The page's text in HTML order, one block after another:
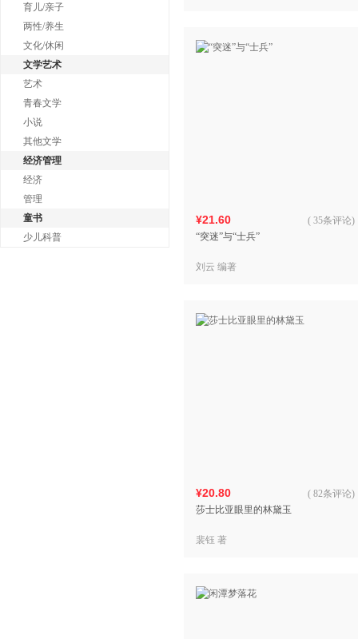
育儿/亲子
两性/养生
文化/休闲
文学艺术
艺术
青春文学
小说
其他文学
经济管理
经济
管理
童书
少儿科普
¥21.60
“突迷”与“士兵”
( 35条评论)
刘云 编著
¥20.80
莎士比亚眼里的林黛玉
( 82条评论)
裴钰 著